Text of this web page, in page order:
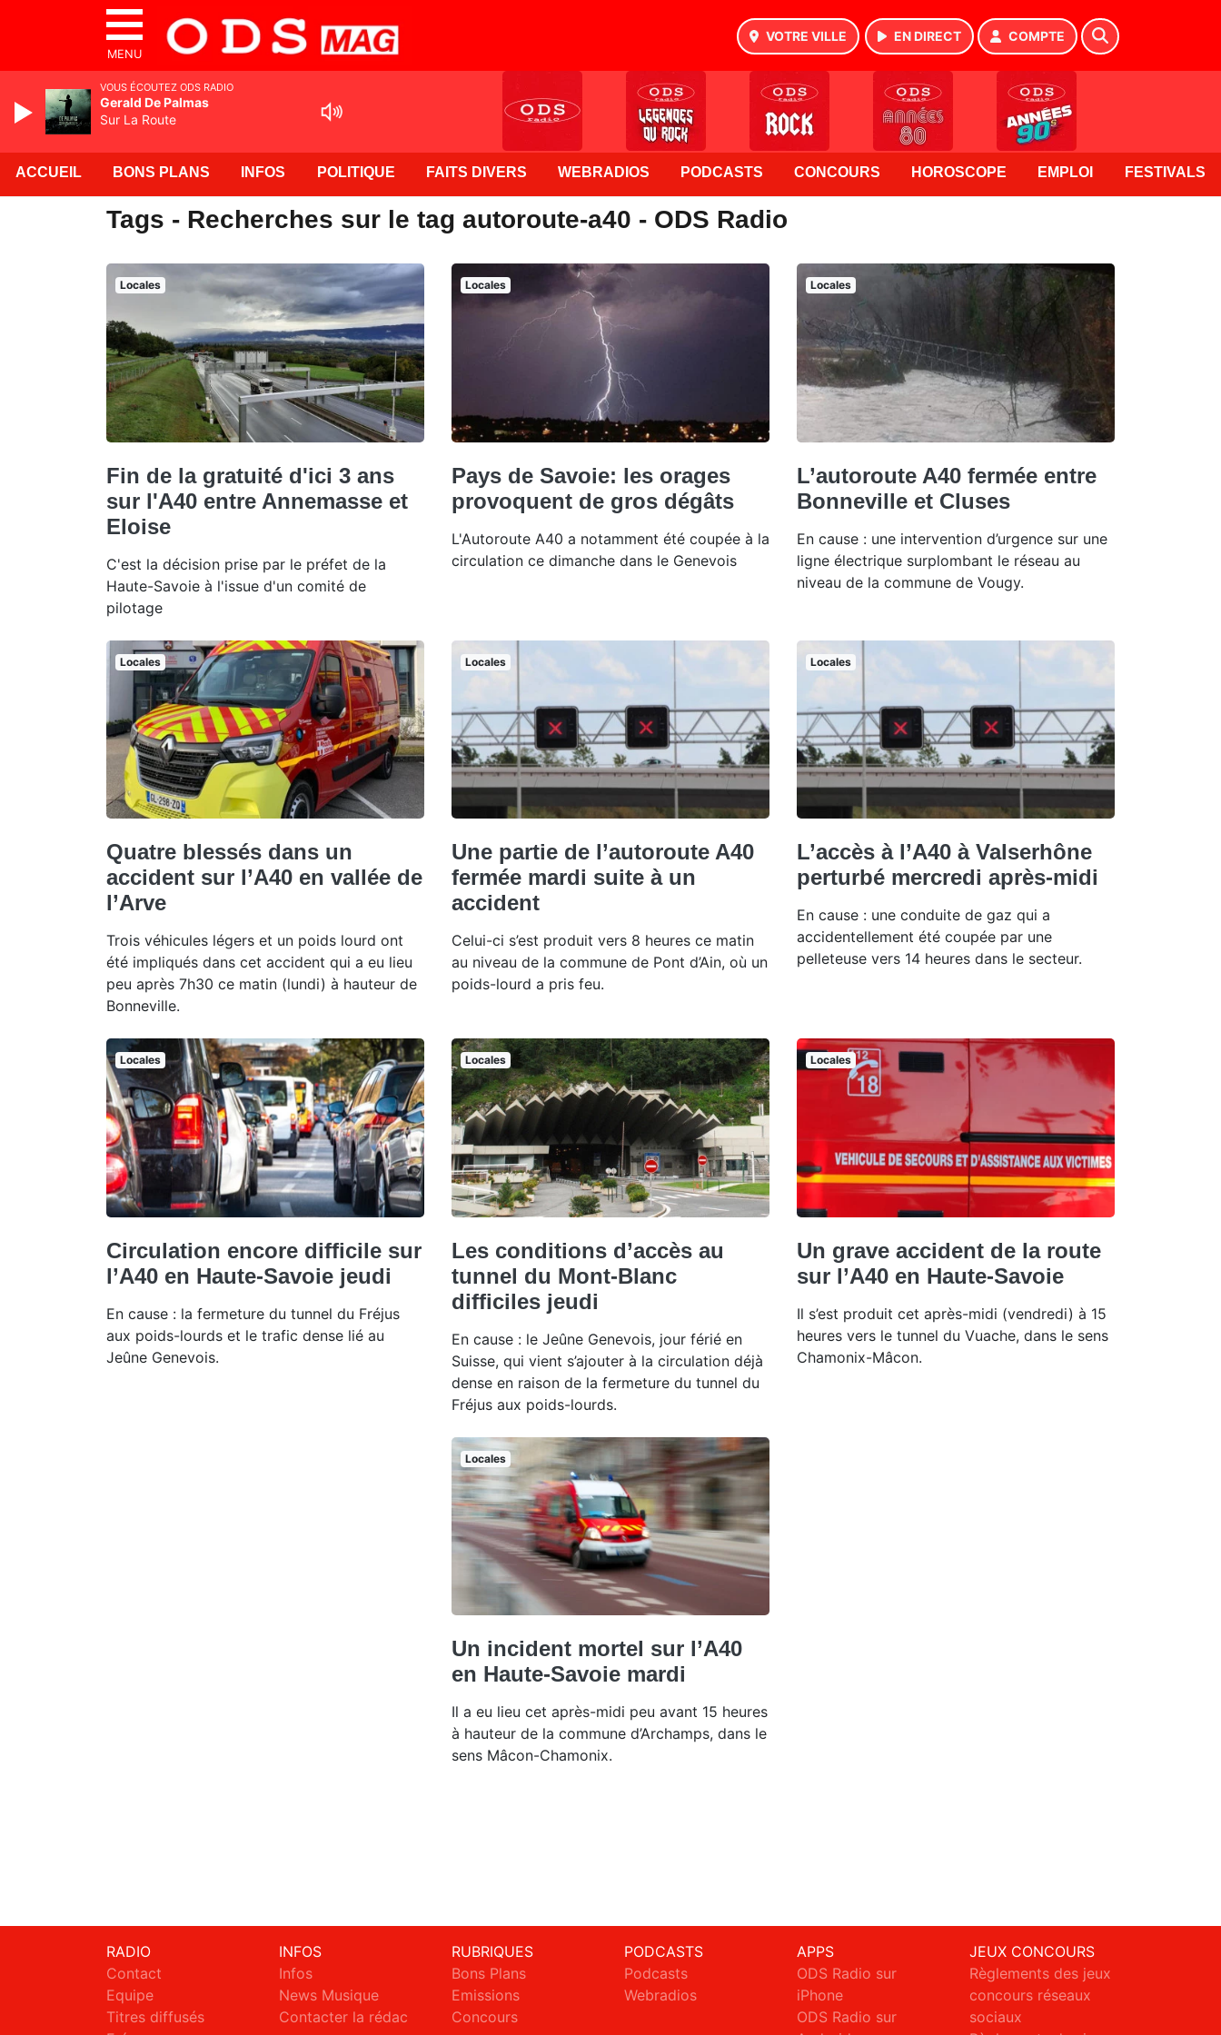
MENU
VOTRE VILLE EN DIRECT COMPTE
ACCUEIL BONS PLANS INFOS POLITIQUE FAITS DIVERS WEBRADIOS PODCASTS CONCOURS HOROSCOPE EMPLOI FESTIVALS
Tags - Recherches sur le tag autoroute-a40 - ODS Radio
Locales
Fin de la gratuité d'ici 3 ans
sur l'A40 entre Annemasse et
Eloise
C'est la décision prise par le préfet de la
Haute-Savoie à l'issue d'un comité de
pilotage
Locales
Pays de Savoie: les orages
provoquent de gros dégâts
L'Autoroute A40 a notamment été coupée à la
circulation ce dimanche dans le Genevois
Locales
L’autoroute A40 fermée entre
Bonneville et Cluses
En cause : une intervention d’urgence sur une
ligne électrique surplombant le réseau au
niveau de la commune de Vougy.
Locales
Quatre blessés dans un
accident sur l’A40 en vallée de
l’Arve
Trois véhicules légers et un poids lourd ont
été impliqués dans cet accident qui a eu lieu
peu après 7h30 ce matin (lundi) à hauteur de
Bonneville.
Locales
Une partie de l’autoroute A40
fermée mardi suite à un
accident
Celui-ci s’est produit vers 8 heures ce matin
au niveau de la commune de Pont d’Ain, où un
poids-lourd a pris feu.
Locales
L’accès à l’A40 à Valserhône
perturbé mercredi après-midi
En cause : une conduite de gaz qui a
accidentellement été coupée par une
pelleteuse vers 14 heures dans le secteur.
Locales
Circulation encore difficile sur
l’A40 en Haute-Savoie jeudi
En cause : la fermeture du tunnel du Fréjus
aux poids-lourds et le trafic dense lié au
Jeûne Genevois.
Locales
Les conditions d’accès au
tunnel du Mont-Blanc
difficiles jeudi
En cause : le Jeûne Genevois, jour férié en
Suisse, qui vient s’ajouter à la circulation déjà
dense en raison de la fermeture du tunnel du
Fréjus aux poids-lourds.
Locales
Un grave accident de la route
sur l’A40 en Haute-Savoie
Il s’est produit cet après-midi (vendredi) à 15
heures vers le tunnel du Vuache, dans le sens
Chamonix-Mâcon.
Locales
Un incident mortel sur l’A40
en Haute-Savoie mardi
Il a eu lieu cet après-midi peu avant 15 heures
à hauteur de la commune d’Archamps, dans le
sens Mâcon-Chamonix.
RADIO
Contact
Equipe
Titres diffusés
INFOS
Infos
News Musique
Contacter la rédac
RUBRIQUES
Bons Plans
Emissions
Concours
PODCASTS
Podcasts
Webradios
APPS
ODS Radio sur
iPhone
ODS Radio sur
JEUX CONCOURS
Règlements des jeux
concours réseaux
sociaux
VOUS ÉCOUTEZ ODS RADIO
Gerald De Palmas
Sur La Route